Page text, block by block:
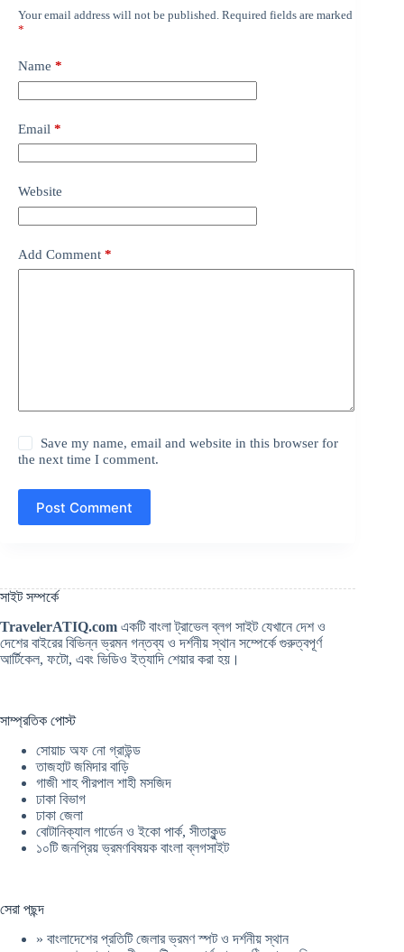
Your email address will not be published. Required fields are marked
*
Name *
Email *
Website
Add Comment *
Save my name, email and website in this browser for
the next time I comment.
Post Comment
সাইট সম্পর্কে
TravelerATIQ.com একটি বাংলা ট্রাভেল ব্লগ সাইট যেখানে দেশ ও
দেশের বাইরের বিভিন্ন ভ্রমন গন্তব্য ও দর্শনীয় স্থান সম্পের্কে গুরুত্বপূর্ণ
আর্টিকেল, ফটো, এবং ভিডিও ইত্যাদি শেয়ার করা হয়।
সাম্প্রতিক পোস্ট
সোয়াচ অফ নো গ্রাউন্ড
তাজহাট জমিদার বাড়ি
গাজী শাহ পীরপাল শাহী মসজিদ
ঢাকা বিভাগ
ঢাকা জেলা
বোটানিক্যাল গার্ডেন ও ইকো পার্ক, সীতাকুন্ড
১০টি জনপ্রিয় ভ্রমণবিষয়ক বাংলা ব্লগসাইট
সেরা পছন্দ
» বাংলাদেশের প্রতিটি জেলার ভ্রমণ স্পট ও দর্শনীয় স্থান